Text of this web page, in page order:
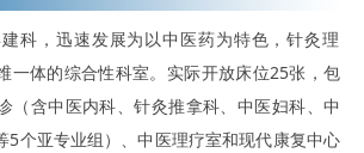
科，迅速发展为以中医药为特色，针灸理
一体的综合性科室。实际开放床位25张，包
（含中医内科、针灸推拿科、中医妇科、中
5个亚专业组）、中医理疗室和现代康复中心